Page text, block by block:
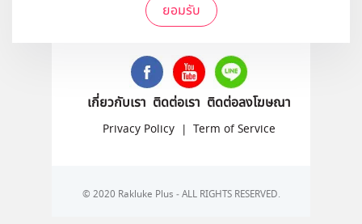
ยอมรับ
ติดตามเราได้ที่
เกี่ยวกับเรา ติดต่อเรา ติดต่อลงโฆษณา
Privacy Policy | Term of Service
© 2020 Rakluke Plus - ALL RIGHTS RESERVED.